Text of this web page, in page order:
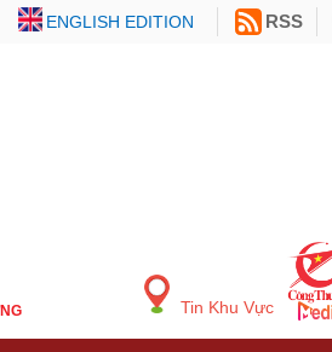
RSS
ENGLISH EDITION
Tin Khu Vực